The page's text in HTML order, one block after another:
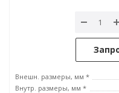
Внешн. размеры, мм *
Внутр. размеры, мм *